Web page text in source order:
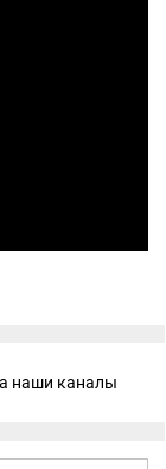
наши каналы